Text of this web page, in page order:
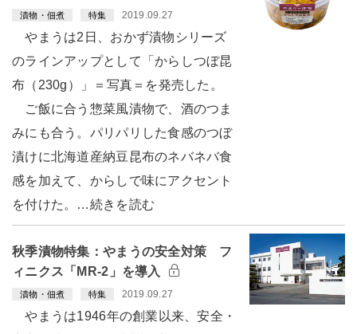
漬物・佃煮 特集 2019.09.27
やまうは2日、おかず漬物シリーズ
のラインアップとして「からしつぼ昆
布（230g）」＝写真＝を発売した。
ご飯に合う惣菜風漬物で、酒のつま
みにも合う。パリパリした食感のつぼ
漬けに北海道産納豆昆布のネバネバ食
感を加えて、からしで味にアクセント
を付けた。…続きを読む
秋季漬物特集：やまうの安全対策 フ
ィニクス「MR-2」を導入
漬物・佃煮 特集 2019.09.27
やまうは1946年の創業以来、安全・